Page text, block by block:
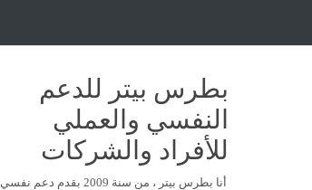
بطرس بيتر للدعم
النفسي والعملي
للأفراد والشركات
أنا بطرس بيتر ، من سنة 2009 بقدم دعم نفسي